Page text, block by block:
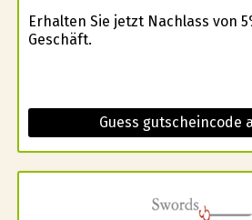
Erhalten Sie jetzt Nachlass von
Geschäft.
Guess gutscheincode